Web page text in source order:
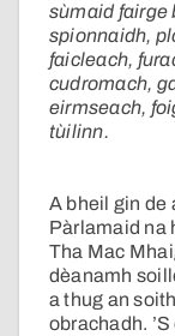
sùmaid fairge
spionnaidh,
faicleach,
cudromach,
eirmseach,
tùilinn.
A bheil gin de
Pàrlamaid na
Tha Mac
dèanamh
a thug an
obrachadh.